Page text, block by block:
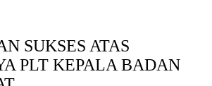
SUKSES ATAS
PLT KEPALA BADAN